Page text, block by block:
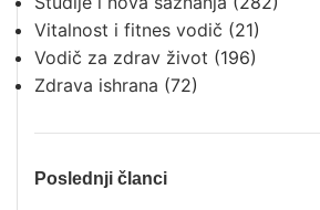
Vitalnost i fitnes vodič (21)
Vodič za zdrav život (196)
Zdrava ishrana (72)
Poslednji članci